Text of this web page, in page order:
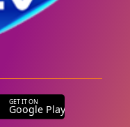
GET IT ON
Google Play